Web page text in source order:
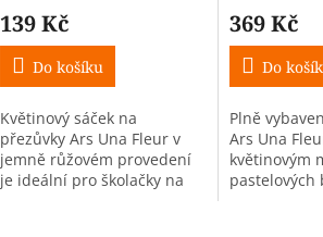
139 Kč
Do košíku
Květinový sáček na
přezůvky Ars Una Fleur v
jemně růžovém provedení
je ideální pro školačky na
369 Kč
Do
Plně
Ars Una
květinovým
pastelových